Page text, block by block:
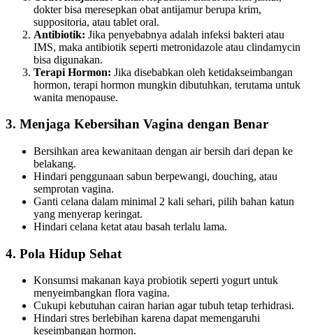
dokter bisa meresepkan obat antijamur berupa krim,
suppositoria, atau tablet oral.
Antibiotik: Jika penyebabnya adalah infeksi bakteri atau
IMS, maka antibiotik seperti metronidazole atau clindamycin
bisa digunakan.
Terapi Hormon: Jika disebabkan oleh ketidakseimbangan
hormon, terapi hormon mungkin dibutuhkan, terutama untuk
wanita menopause.
3. Menjaga Kebersihan Vagina dengan Benar
Bersihkan area kewanitaan dengan air bersih dari depan ke
belakang.
Hindari penggunaan sabun berpewangi, douching, atau
semprotan vagina.
Ganti celana dalam minimal 2 kali sehari, pilih bahan katun
yang menyerap keringat.
Hindari celana ketat atau basah terlalu lama.
4. Pola Hidup Sehat
Konsumsi makanan kaya probiotik seperti yogurt untuk
menyeimbangkan flora vagina.
Cukupi kebutuhan cairan harian agar tubuh tetap terhidrasi.
Hindari stres berlebihan karena dapat memengaruhi
keseimbangan hormon.